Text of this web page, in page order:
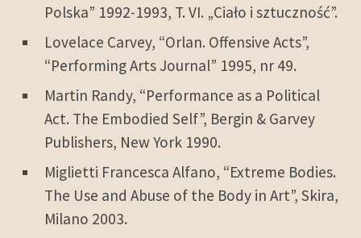
Polska” 1992-1993, T. VI. „Ciało i sztuczność”.
Lovelace Carvey, “Orlan. Offensive Acts”,
“Performing Arts Journal” 1995, nr 49.
Martin Randy, “Performance as a Political
Act. The Embodied Self”, Bergin & Garvey
Publishers, New York 1990.
Miglietti Francesca Alfano, “Extreme Bodies.
The Use and Abuse of the Body in Art”, Skira,
Milano 2003.